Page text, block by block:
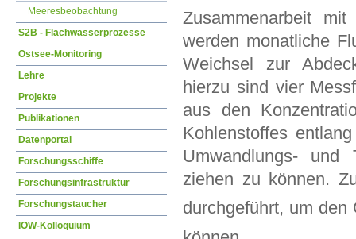
Zusammenarbeit
werden monatliche
Weichsel zur
hierzu sind vier
aus den
Kohlenstoffes
Umwandlungs- und
ziehen zu können.
durchgeführt, um den
Meeresbeobachtung
S2B - Flachwasserprozesse
Ostsee-Monitoring
Lehre
Projekte
Publikationen
Datenportal
Forschungsschiffe
Forschungsinfrastruktur
Forschungstaucher
IOW-Kolloquium